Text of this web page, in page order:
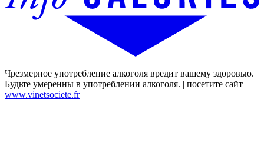
Чрезмерное употребление алкоголя вредит вашему здоровью.
Будьте умеренны в употреблении алкоголя. | посетите сайт
www.vinetsociete.fr